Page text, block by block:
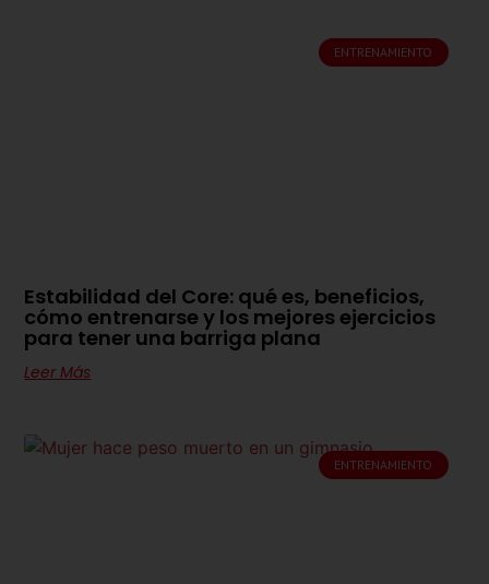
ENTRENAMIENTO
Estabilidad del Core: qué es, beneficios,
cómo entrenarse y los mejores ejercicios
para tener una barriga plana
Leer Más
ENTRENAMIENTO